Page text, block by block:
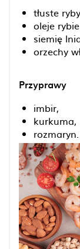
tłuste
oleje
siemię
orzechy
Przyprawy
imbir,
kurkuma,
rozmaryn.